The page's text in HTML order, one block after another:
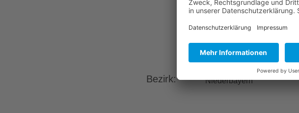
Bezirk: Niederbayern